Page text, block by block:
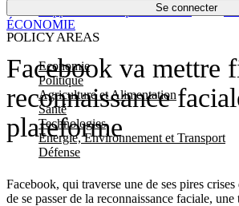
Se connecter
POLICY AREAS
Economie
Politique
Agriculture et Alimentation
Santé
Technologies
Energie, Environnement et Transport
Défense
Économie
Facebook va mettre
reconnaissance
plateforme
Facebook, qui traverse une de ses pires
de se passer de la reconnaissance faciale,
ÉCONOMIE